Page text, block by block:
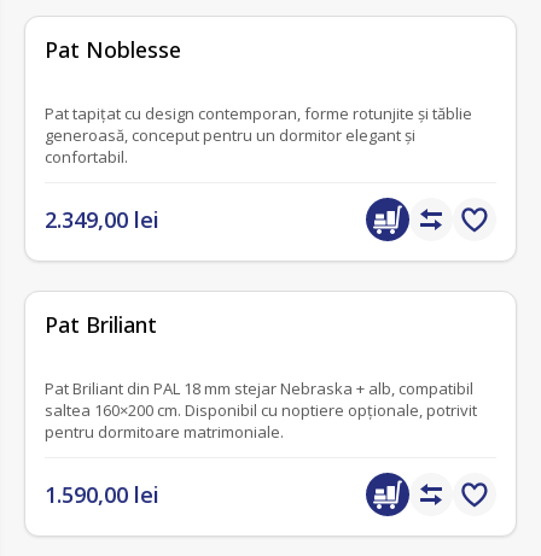
Pat Noblesse
Pat tapițat cu design contemporan, forme rotunjite și tăblie
generoasă, conceput pentru un dormitor elegant și
confortabil.
2.349,00 lei
Pat Briliant
Pat Briliant din PAL 18 mm stejar Nebraska + alb, compatibil
saltea 160×200 cm. Disponibil cu noptiere opționale, potrivit
pentru dormitoare matrimoniale.
1.590,00 lei
nou